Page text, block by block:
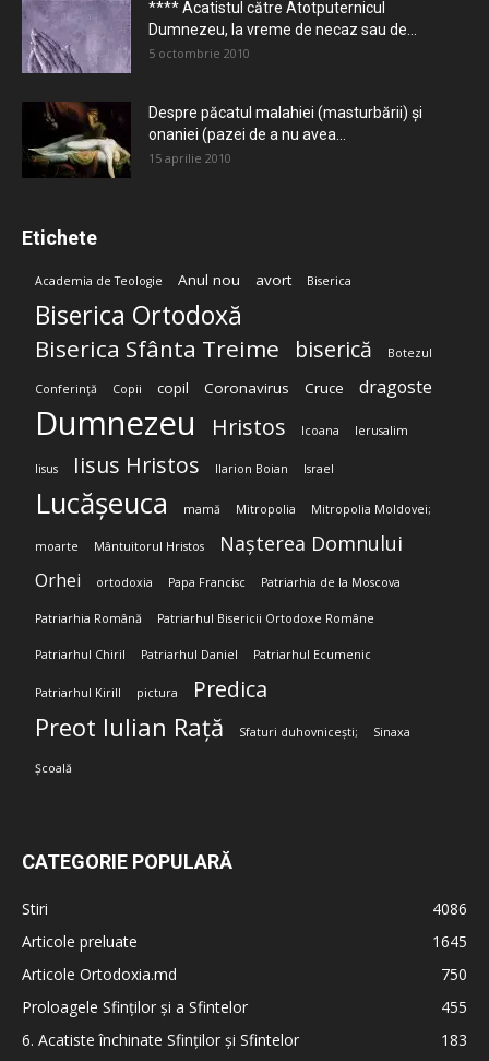
**** Acatistul către Atotputernicul
Dumnezeu, la vreme de necaz sau de...
5 octombrie 2010
Despre păcatul malahiei (masturbării) şi
onaniei (pazei de a nu avea...
15 aprilie 2010
Etichete
Academia de Teologie Anul nou avort Biserica
Biserica Ortodoxă
Biserica Sfânta Treime biserică Botezul
Conferință Copii copil Coronavirus Cruce dragoste
Dumnezeu Hristos Icoana Ierusalim
Iisus Iisus Hristos Ilarion Boian Israel
Lucășeuca mamă Mitropolia Mitropolia Moldovei;
moarte Mântuitorul Hristos Nașterea Domnului
Orhei ortodoxia Papa Francisc Patriarhia de la Moscova
Patriarhia Română Patriarhul Bisericii Ortodoxe Române
Patriarhul Chiril Patriarhul Daniel Patriarhul Ecumenic
Patriarhul Kirill pictura Predica
Preot Iulian Rață Sfaturi duhovnicești; Sinaxa
Școală
CATEGORIE POPULARĂ
Stiri
4086
Articole preluate
1645
Articole Ortodoxia.md
750
Proloagele Sfinților și a Sfintelor
455
6. Acatiste închinate Sfinților și Sfintelor
183